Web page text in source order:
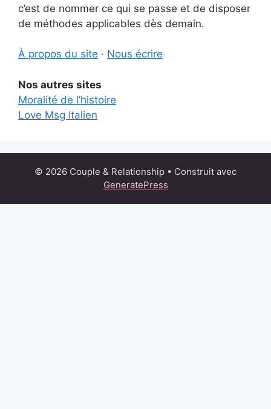
c’est de nommer ce qui se passe et de disposer
de méthodes applicables dès demain.
À propos du site · Nous écrire
Nos autres sites
Moralité de l’histoire
Love Msg Italien
© 2026 Couple & Relationship • Construit avec
GeneratePress